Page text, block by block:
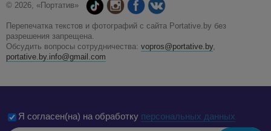
© 2026, «Портатив»
Перепечатка текстов и фотографий с сайта Portative.by без
разрешения запрещена.
Обсудить вопросы сотрудничества: vopros@portative.by,
portative.by.info@gmail.com
Я согласен(на) на обработку персональных данных